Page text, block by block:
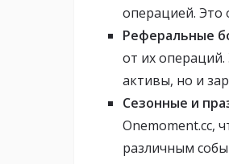
операцией. Это
Реферальные
от их
активы, но и
Сезонные и
Onemoment.cc,
различным